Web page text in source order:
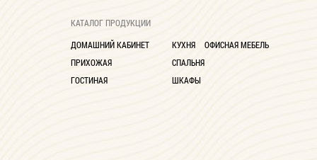
Глубина до 30 см
КАТАЛОГ ПРОДУКЦИИ
ДОМАШНИЙ КАБИНЕТ
ПРИХОЖАЯ
ГОСТИНАЯ
КУХНЯ
СПАЛЬНЯ
ШКАФЫ
ОФИСНАЯ МЕБЕЛЬ